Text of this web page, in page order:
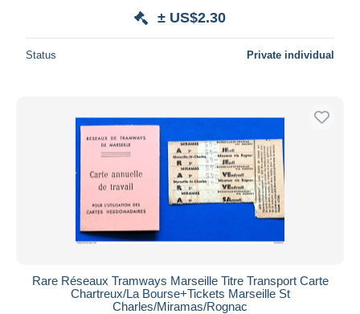
± US$2.30
Status Private individual
Rare Réseaux Tramways Marseille Titre Transport Carte
Chartreux/La Bourse+Tickets Marseille St
Charles/Miramas/Rognac